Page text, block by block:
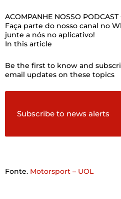
ACOMPANHE NOSSO PODCAST
Faça parte do nosso canal no
junte a nós no aplicativo!
In this article
Be the first to know and
email updates on these topics
Subscribe to news alerts
Fonte. Motorsport – UOL